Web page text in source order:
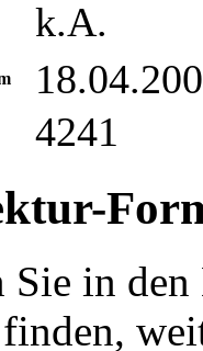
k.A.
4241
Sie in den